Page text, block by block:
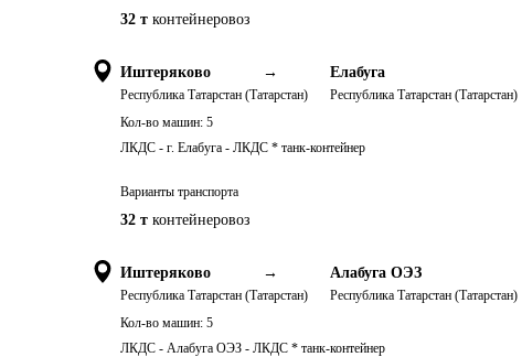
32 т контейнеровоз
Иштеряково →
Республика Татарстан (Татарстан)
Елабуга
Республика Татарстан (Татарстан)
Кол-во машин: 5
ЛКДС - г. Елабуга - ЛКДС * танк-контейнер
Варианты транспорта
32 т контейнеровоз
Иштеряково →
Республика Татарстан (Татарстан)
Алабуга ОЭЗ
Республика Татарстан (Татарстан)
Кол-во машин: 5
ЛКДС - Алабуга ОЭЗ - ЛКДС * танк-контейнер